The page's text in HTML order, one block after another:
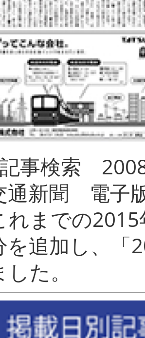
事検索
新聞 電子
れまでの
を追加し、「
まし